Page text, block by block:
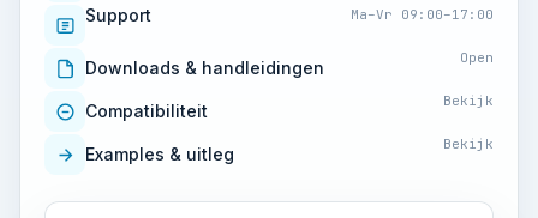
Support Ma–Vr 09:00–17:00
Downloads & handleidingen Open
Compatibiliteit Bekijk
Examples & uitleg Bekijk